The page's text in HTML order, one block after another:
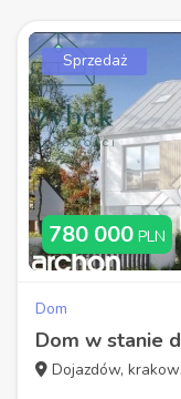
Sprzedaż
780 000 PLN
Dom
Dojazdów,